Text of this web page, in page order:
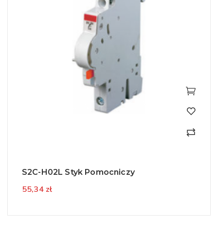
S2C-H02L Styk Pomocniczy
55,34 zł